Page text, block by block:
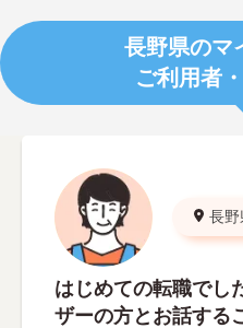
長野県のマ
ご利用者
長野
はじめての転職でし
ザーの方とお話する